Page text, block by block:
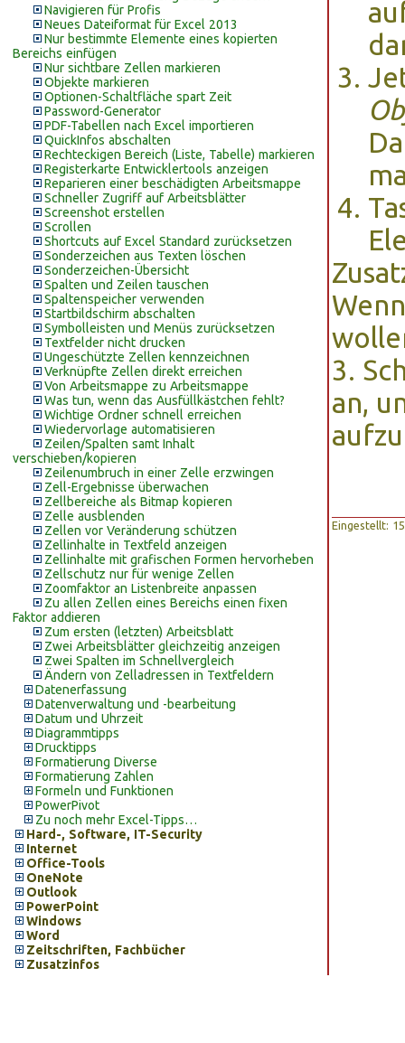
Navigieren für Profis
Neues Dateiformat für Excel 2013
Nur bestimmte Elemente eines kopierten
Bereichs einfügen
Nur sichtbare Zellen markieren
Objekte markieren
Optionen-Schaltfläche spart Zeit
Password-Generator
PDF-Tabellen nach Excel importieren
QuickInfos abschalten
Rechteckigen Bereich (Liste, Tabelle) markieren
Registerkarte Entwicklertools anzeigen
Reparieren einer beschädigten Arbeitsmappe
Schneller Zugriff auf Arbeitsblätter
Screenshot erstellen
Scrollen
Shortcuts auf Excel Standard zurücksetzen
Sonderzeichen aus Texten löschen
Sonderzeichen-Übersicht
Spalten und Zeilen tauschen
Spaltenspeicher verwenden
Startbildschirm abschalten
Symbolleisten und Menüs zurücksetzen
Textfelder nicht drucken
Ungeschützte Zellen kennzeichnen
Verknüpfte Zellen direkt erreichen
Von Arbeitsmappe zu Arbeitsmappe
Was tun, wenn das Ausfüllkästchen fehlt?
Wichtige Ordner schnell erreichen
Wiedervorlage automatisieren
Zeilen/Spalten samt Inhalt
verschieben/kopieren
Zeilenumbruch in einer Zelle erzwingen
Zell-Ergebnisse überwachen
Zellbereiche als Bitmap kopieren
Zelle ausblenden
Zellen vor Veränderung schützen
Zellinhalte in Textfeld anzeigen
Zellinhalte mit grafischen Formen hervorheben
Zellschutz nur für wenige Zellen
Zoomfaktor an Listenbreite anpassen
Zu allen Zellen eines Bereichs einen fixen
Faktor addieren
Zum ersten (letzten) Arbeitsblatt
Zwei Arbeitsblätter gleichzeitig anzeigen
Zwei Spalten im Schnellvergleich
Ändern von Zelladressen in Textfeldern
Datenerfassung
Datenverwaltung und -bearbeitung
Datum und Uhrzeit
Diagrammtipps
Drucktipps
Formatierung Diverse
Formatierung Zahlen
Formeln und Funktionen
PowerPivot
Zu noch mehr Excel-Tipps…
Hard-, Software, IT-Security
Internet
Office-Tools
OneNote
Outlook
PowerPoint
Windows
Word
Zeitschriften, Fachbücher
Zusatzinfos
3.
an,
Eingestellt: